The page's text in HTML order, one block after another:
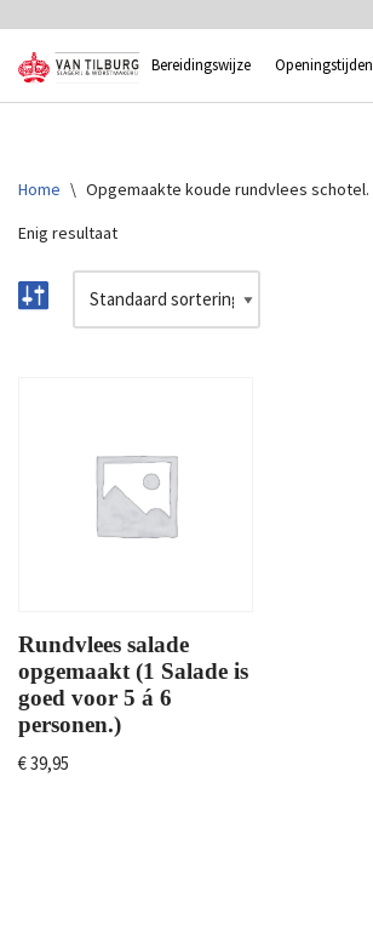
Ga
Bereidingswijze Openingstijden
Home \ Opgemaakte koude rundvlees schotel.
Enig resultaat
Rundvlees salade
opgemaakt (1 Salade is
goed voor 5 á 6
personen.)
€39,95